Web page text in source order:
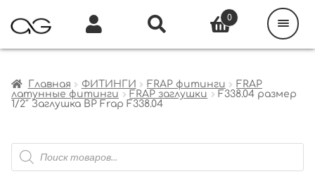
Главная ФИТИНГИ FRAP фитинги
FRAP
латунные фитинги
FRAP заглушки
F338.04 размер
1/2″ Заглушка ВР Frap F338.04
Поиск
товаров
0